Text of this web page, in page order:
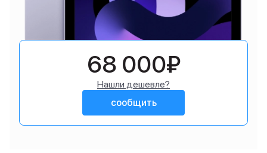
68 000₽
Нашли дешевле?
сообщить